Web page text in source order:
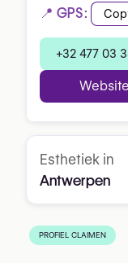
📍 GPS:
+32 477 03
Website
Esthetiek in
Antwerpen
PROFIEL CLAIMEN